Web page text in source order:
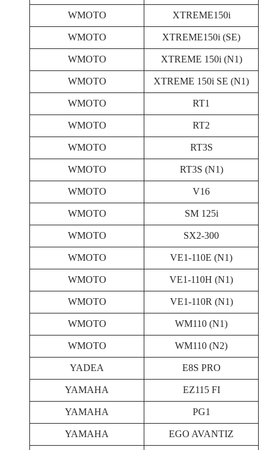
WMOTO
XTREME150i
WMOTO
XTREME150i (SE)
WMOTO
XTREME 150i (N1)
WMOTO
XTREME 150i SE (N1)
WMOTO
RT1
WMOTO
RT2
WMOTO
RT3S
WMOTO
RT3S (N1)
WMOTO
V16
WMOTO
SM 125i
WMOTO
SX2-300
WMOTO
VE1-110E (N1)
WMOTO
VE1-110H (N1)
WMOTO
VE1-110R (N1)
WMOTO
WM110 (N1)
WMOTO
WM110 (N2)
YADEA
E8S PRO
YAMAHA
EZ115 FI
YAMAHA
PG1
YAMAHA
EGO AVANTIZ